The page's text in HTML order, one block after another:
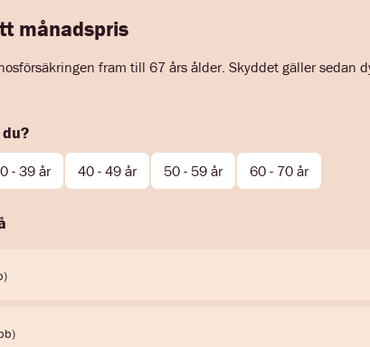
månadspris
fram till 67 års ålder. Skyddet gäller sedan
- 39 år 40 - 49 år 50 - 59 år 60 - 70 år